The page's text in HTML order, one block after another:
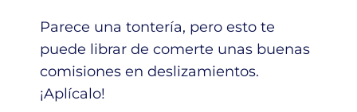
Parece una tontería, pero esto te
puede librar de comerte unas buenas
comisiones en deslizamientos.
¡Aplícalo!